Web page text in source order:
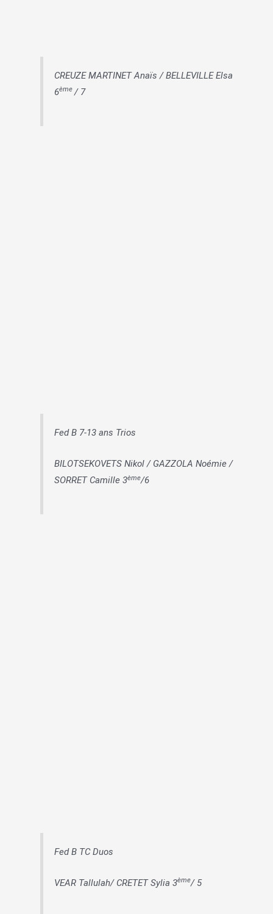
CREUZE MARTINET Anaïs / BELLEVILLE Elsa
6ème / 7
Fed B 7-13 ans Trios
BILOTSEKOVETS Nikol / GAZZOLA Noémie /
SORRET Camille 3ème/6
Fed B TC Duos
VEAR Tallulah/ CRETET Sylia 3ème/ 5